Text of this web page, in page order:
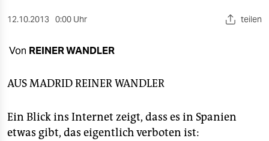
wahrheit
verlag
veranstaltungen
12.10.2013 0:00 Uhr teilen
Von REINER WANDLER
AUS MADRIDREINER WANDLER
Ein Blick ins Internet zeigt, dass es in Spanien
etwas gibt, das eigentlich verboten ist: